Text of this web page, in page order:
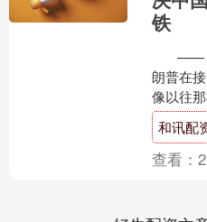
铁
——【
朗普在
像以往
言论，
个....
和讯配
查看：